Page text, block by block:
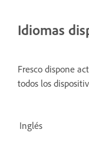
Idiomas
Fresco dispone
todos los
Inglés